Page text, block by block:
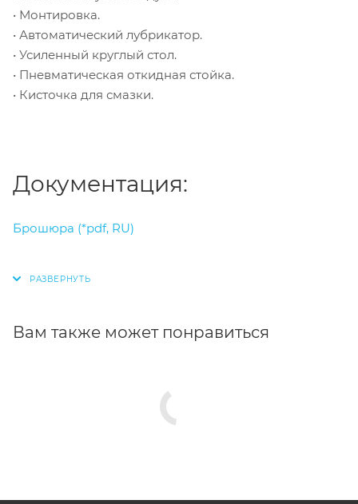
• Монтировка.
• Автоматический лубрикатор.
• Усиленный круглый стол.
• Пневматическая откидная стойка.
• Кисточка для смазки.
Документация:
Брошюра (*pdf, RU)
Вам также может понравиться